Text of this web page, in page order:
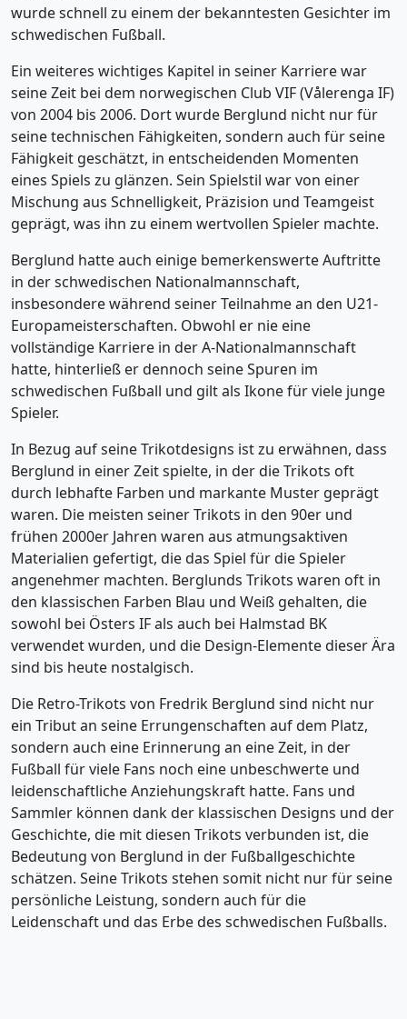
wurde schnell zu einem der bekanntesten Gesichter im
schwedischen Fußball.
Ein weiteres wichtiges Kapitel in seiner Karriere war
seine Zeit bei dem norwegischen Club VIF (Vålerenga IF)
von 2004 bis 2006. Dort wurde Berglund nicht nur für
seine technischen Fähigkeiten, sondern auch für seine
Fähigkeit geschätzt, in entscheidenden Momenten
eines Spiels zu glänzen. Sein Spielstil war von einer
Mischung aus Schnelligkeit, Präzision und Teamgeist
geprägt, was ihn zu einem wertvollen Spieler machte.
Berglund hatte auch einige bemerkenswerte Auftritte
in der schwedischen Nationalmannschaft,
insbesondere während seiner Teilnahme an den U21-
Europameisterschaften. Obwohl er nie eine
vollständige Karriere in der A-Nationalmannschaft
hatte, hinterließ er dennoch seine Spuren im
schwedischen Fußball und gilt als Ikone für viele junge
Spieler.
In Bezug auf seine Trikotdesigns ist zu erwähnen, dass
Berglund in einer Zeit spielte, in der die Trikots oft
durch lebhafte Farben und markante Muster geprägt
waren. Die meisten seiner Trikots in den 90er und
frühen 2000er Jahren waren aus atmungsaktiven
Materialien gefertigt, die das Spiel für die Spieler
angenehmer machten. Berglunds Trikots waren oft in
den klassischen Farben Blau und Weiß gehalten, die
sowohl bei Östers IF als auch bei Halmstad BK
verwendet wurden, und die Design-Elemente dieser Ära
sind bis heute nostalgisch.
Die Retro-Trikots von Fredrik Berglund sind nicht nur
ein Tribut an seine Errungenschaften auf dem Platz,
sondern auch eine Erinnerung an eine Zeit, in der
Fußball für viele Fans noch eine unbeschwerte und
leidenschaftliche Anziehungskraft hatte. Fans und
Sammler können dank der klassischen Designs und der
Geschichte, die mit diesen Trikots verbunden ist, die
Bedeutung von Berglund in der Fußballgeschichte
schätzen. Seine Trikots stehen somit nicht nur für seine
persönliche Leistung, sondern auch für die
Leidenschaft und das Erbe des schwedischen Fußballs.